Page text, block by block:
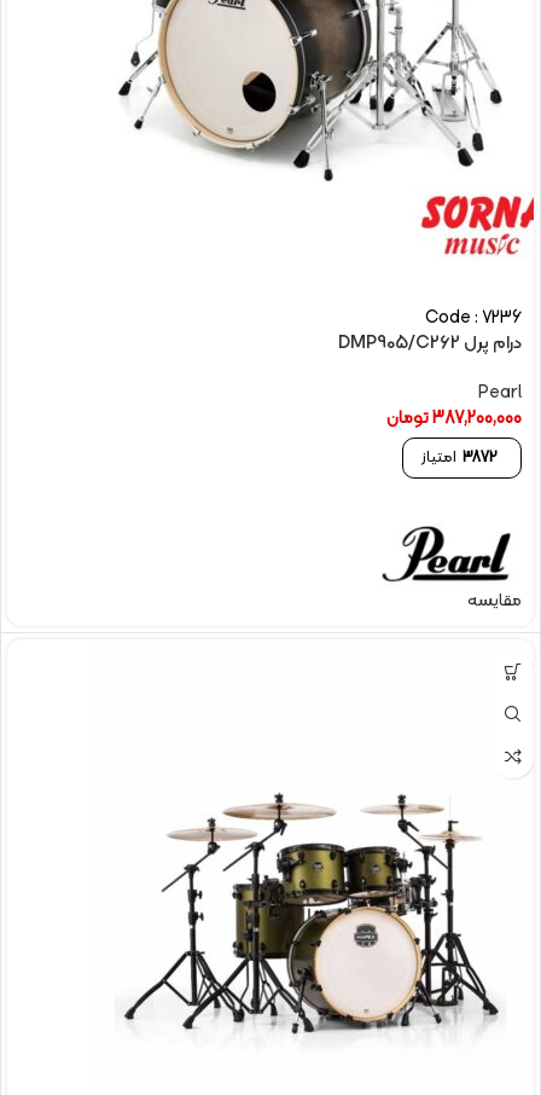
Code : 7236
درام پرل DMP905/C262
Pearl
387,200,000تومان
3872 امتیاز
مقایسه